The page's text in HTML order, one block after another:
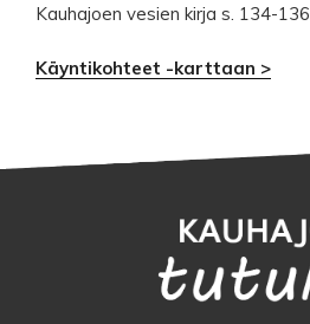
Kauhajoen vesien kirja s. 134-136.
Käyntikohteet -karttaan >